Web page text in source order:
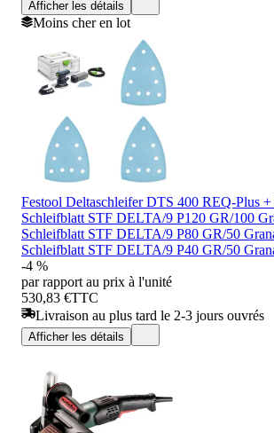
Afficher les détails
Moins cher en lot
Festool Deltaschleifer DTS 400 REQ-Plus +
Schleifblatt STF DELTA/9 P120 GR/100
Schleifblatt STF DELTA/9 P80 GR/50
Schleifblatt STF DELTA/9 P40 GR/50
-4 %
par rapport au prix à l'unité
530,83 €TTC
Livraison au plus tard le 2-3 jours ouvrés
Afficher les détails